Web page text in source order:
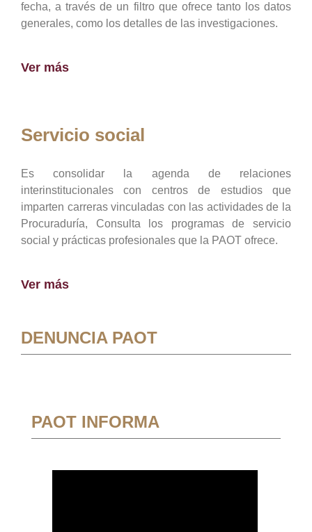
fecha, a través de un filtro que ofrece tanto los datos
generales, como los detalles de las investigaciones.
Ver más
Servicio social
Es consolidar la agenda de relaciones
interinstitucionales con centros de estudios que
imparten carreras vinculadas con las actividades de la
Procuraduría, Consulta los programas de servicio
social y prácticas profesionales que la PAOT ofrece.
Ver más
DENUNCIA PAOT
PAOT INFORMA